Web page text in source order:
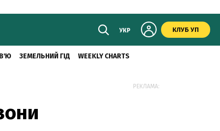
УКР КЛУБ УП
ЗЕМЕЛЬНИЙ ГІД WEEKLY CHARTS
РЕКЛАМА: